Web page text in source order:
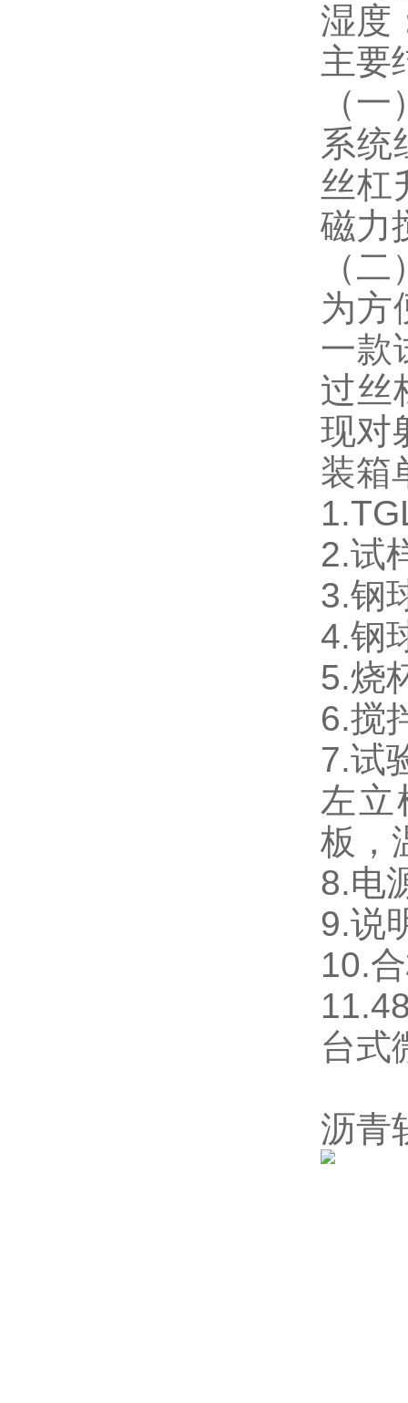
湿度
主要
（
系统
丝杠
磁力
（
为方
一款
过丝
现对
装箱
2.试
3.钢
4.钢
5.烧
6.搅
7.试
左立
板，
8.电
9.说
10.
台式
沥青